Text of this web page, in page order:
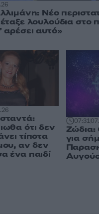
Νέο
λουλούδια στο
αρέσει αυτό»
ότι δεν
τίποτα
αν δεν
ένα παιδί
07:31
Ζώδια:
για